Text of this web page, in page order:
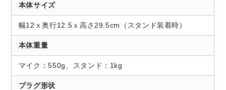
本体サイズ
幅12ｘ奥行12.5ｘ高さ29.5cm（スタンド装着時）
本体重量
マイク：550g、スタンド：1kg
プラグ形状